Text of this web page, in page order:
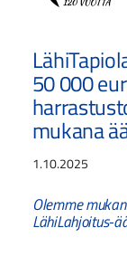
50 000
mukana
1.10.2025
Olemme
LähiLahjoitus-